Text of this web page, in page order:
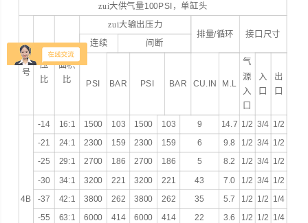
zui大供气量100PSI ，单缸头
型
号
增
压
比
实际
面积
比
zui大输出压力
排量/循环
接口尺寸
连续
间断
PSI BAR PSI BAR CU.IN M.L
气
源
入
入
口
出
口
4B
-14 16:1 1500 103 1500 103 9 14.7 1/2 3/4 1/2
-21
24:1 2300 159 2300 159 6 9.8 1/2 3/4 1/2
-25
29:1 2700 186 2700 186 5 8.2 1/2 3/4 1/2
-30
34:1 3200 221 3200 221 43 7.0 1/2 3/4 1/2
-37 42:1 3800 262 3800 262 35 5.7 1/2 1/2 1/4
-55 63:1 6000 414 6000 414 22 3.6 1/2 1/2 1/4